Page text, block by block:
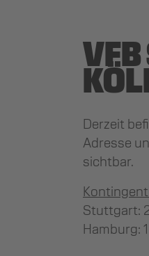
Derzeit
Adresse
sichtbar.
Stuttgart:
Hamburg: 1